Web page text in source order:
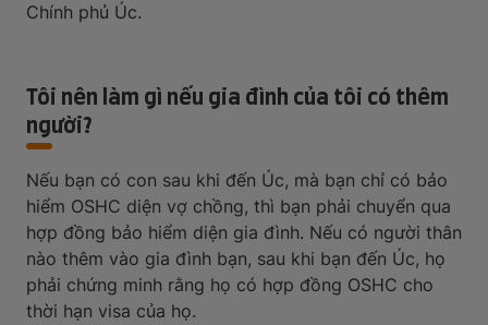
Chính phủ Úc.
Tôi nên làm gì nếu gia đình của tôi có thêm
người?
Nếu bạn có con sau khi đến Úc, mà bạn chỉ có bảo
hiểm OSHC diện vợ chồng, thì bạn phải chuyển qua
hợp đồng bảo hiểm diện gia đình. Nếu có người thân
nào thêm vào gia đình bạn, sau khi bạn đến Úc, họ
phải chứng minh rằng họ có hợp đồng OSHC cho
thời hạn visa của họ.